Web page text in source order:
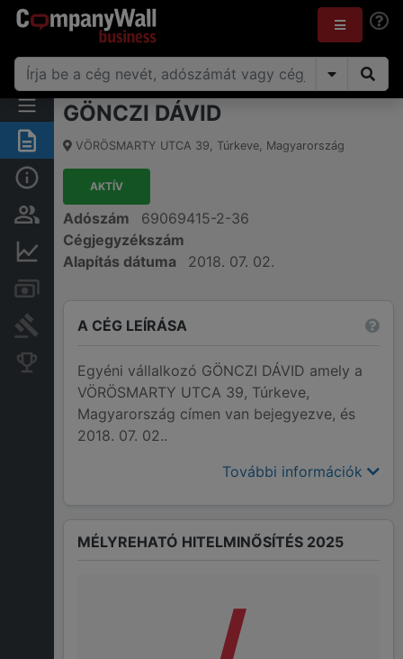
Összegzés
Alap információk
Személyek és tulajdonjog
Pénzügyi információk
Bírósági eljárások
Konkurens cégek
GÖNCZI DÁVID
VÖRÖSMARTY UTCA 39, Túrkeve, Magyarország
AKTÍV
Adószám
69069415-2-36
Cégjegyzékszám
Alapítás dátuma
2018. 07. 02.
A CÉG LEÍRÁSA
Egyéni vállalkozó GÖNCZI DÁVID amely a
VÖRÖSMARTY UTCA 39, Túrkeve,
Magyarország címen van bejegyezve, és
2018. 07. 02..
További információk
MÉLYREHATÓ HITELMINŐSÍTÉS 2025